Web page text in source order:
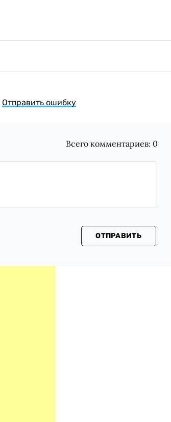
Отправить ошибку
Всего комментариев: 0
ОТПРАВИТЬ